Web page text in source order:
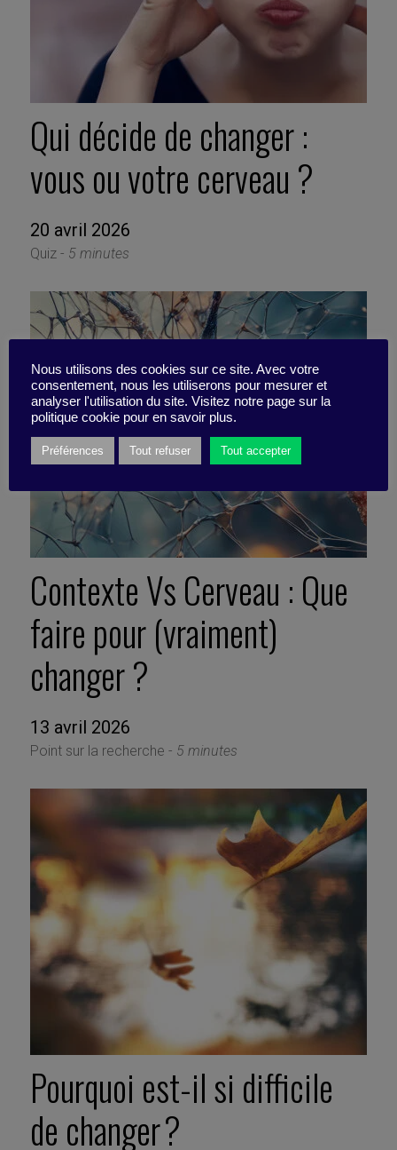
Qui décide de changer :
vous ou votre cerveau ?
20 avril 2026
Quiz - 5 minutes
Contexte Vs Cerveau : Que
faire pour (vraiment)
changer ?
13 avril 2026
Point sur la recherche - 5 minutes
Pourquoi est-il si difficile
de changer ?
Nous utilisons des cookies sur ce site. Avec votre
consentement, nous les utiliserons pour mesurer et
analyser l'utilisation du site. Visitez notre page sur la
politique cookie pour en savoir plus.
Préférences Tout refuser Tout accepter